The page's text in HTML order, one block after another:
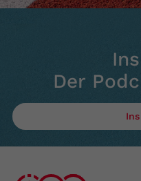
Der